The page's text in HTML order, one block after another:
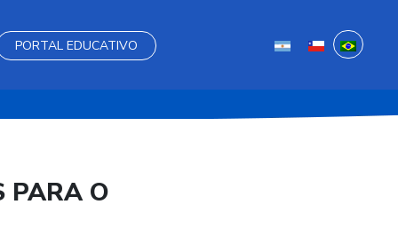
PORTAL EDUCATIVO
PARA O